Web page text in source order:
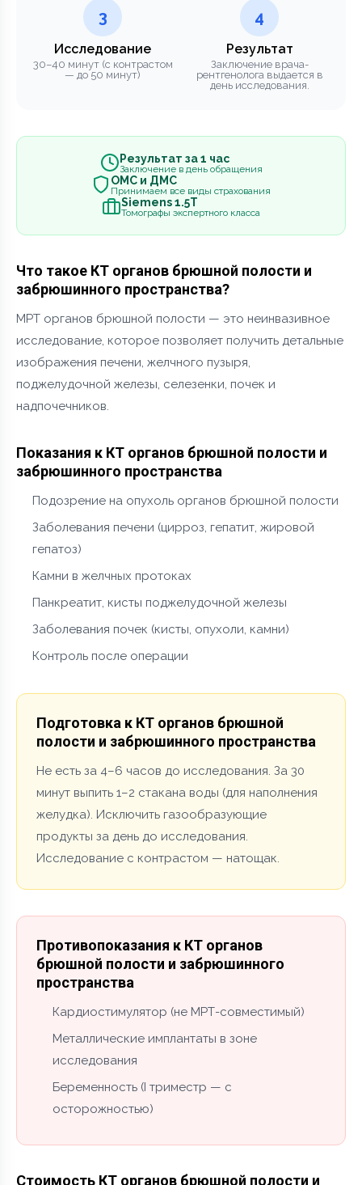
3
Исследование
30–40 минут (с контрастом
— до 50 минут)
4
Результат
Заключение врача-
рентгенолога выдается в
день исследования.
Результат за 1 час
Заключение в день обращения
ОМС и ДМС
Принимаем все виды страхования
Siemens 1.5Т
Томографы экспертного класса
Что такое КТ органов брюшной полости и
забрюшинного пространства?
МРТ органов брюшной полости — это неинвазивное
исследование, которое позволяет получить детальные
изображения печени, желчного пузыря,
поджелудочной железы, селезенки, почек и
надпочечников.
Показания к КТ органов брюшной полости и
забрюшинного пространства
Подозрение на опухоль органов брюшной полости
Заболевания печени (цирроз, гепатит, жировой
гепатоз)
Камни в желчных протоках
Панкреатит, кисты поджелудочной железы
Заболевания почек (кисты, опухоли, камни)
Контроль после операции
Подготовка к КТ органов брюшной
полости и забрюшинного пространства
Не есть за 4–6 часов до исследования. За 30
минут выпить 1–2 стакана воды (для наполнения
желудка). Исключить газообразующие
продукты за день до исследования.
Исследование с контрастом — натощак.
Противопоказания к КТ органов
брюшной полости и забрюшинного
пространства
Кардиостимулятор (не МРТ-совместимый)
Металлические имплантаты в зоне
исследования
Беременность (I триместр — с
осторожностью)
Стоимость КТ органов брюшной полости и